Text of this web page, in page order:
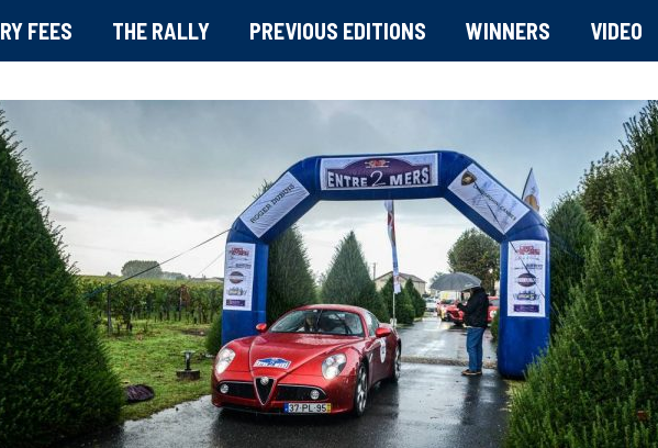
FEES THE RALLY PREVIOUS EDITIONS WINNERS VIDEO